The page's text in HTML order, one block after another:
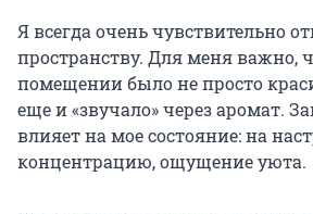
Я всегда очень чувствительно
пространству. Для меня важно,
помещении было не просто
еще и «звучало» через аромат.
влияет на мое состояние: на
концентрацию, ощущение уюта.